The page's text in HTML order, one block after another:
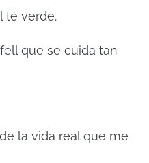
té verde.
que se cuida tan
la vida real que me